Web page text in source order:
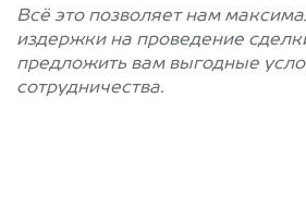
Всё это позволяет нам
издержки на проведение
предложить вам выгодные
сотрудничества.